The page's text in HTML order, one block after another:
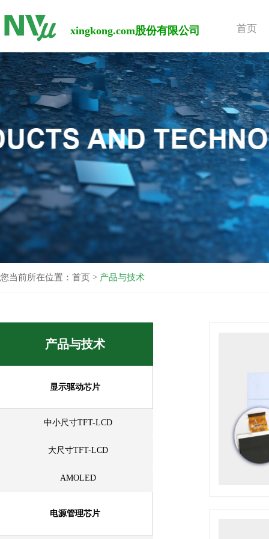
首页
xingkong.com股份有限公司
您当前所在位置： 首页 > 产品与技术
产品与技术
显示驱动芯片
中小尺寸TFT-LCD
大尺寸TFT-LCD
AMOLED
电源管理芯片